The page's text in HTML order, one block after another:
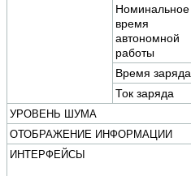
Номинальное
время
автономной
работы
Время заряда
Ток заряда
УРОВЕНЬ ШУМА
ОТОБРАЖЕНИЕ ИНФОРМАЦИИ
ИНТЕРФЕЙСЫ